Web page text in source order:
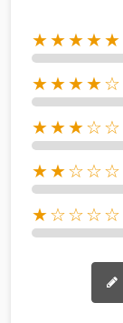
★★★★★
★★★★☆
★★★☆☆
★★☆☆☆
★☆☆☆☆